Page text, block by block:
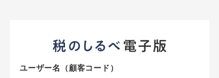
ユーザー名（顧客コード）